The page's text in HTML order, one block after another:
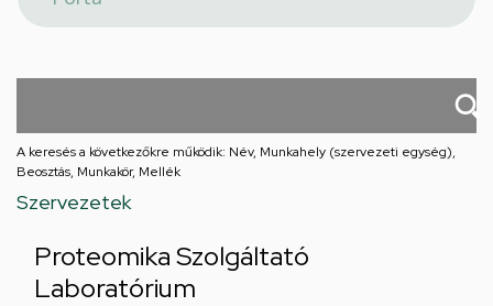
A keresés a következőkre működik: Név, Munkahely (szervezeti egység),
Beosztás, Munkakör, Mellék
Szervezetek
Proteomika Szolgáltató
Laboratórium